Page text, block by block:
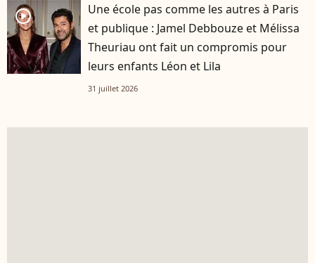
player2
Une école pas comme les autres à Paris
et publique : Jamel Debbouze et Mélissa
Theuriau ont fait un compromis pour
leurs enfants Léon et Lila
31 juillet 2026